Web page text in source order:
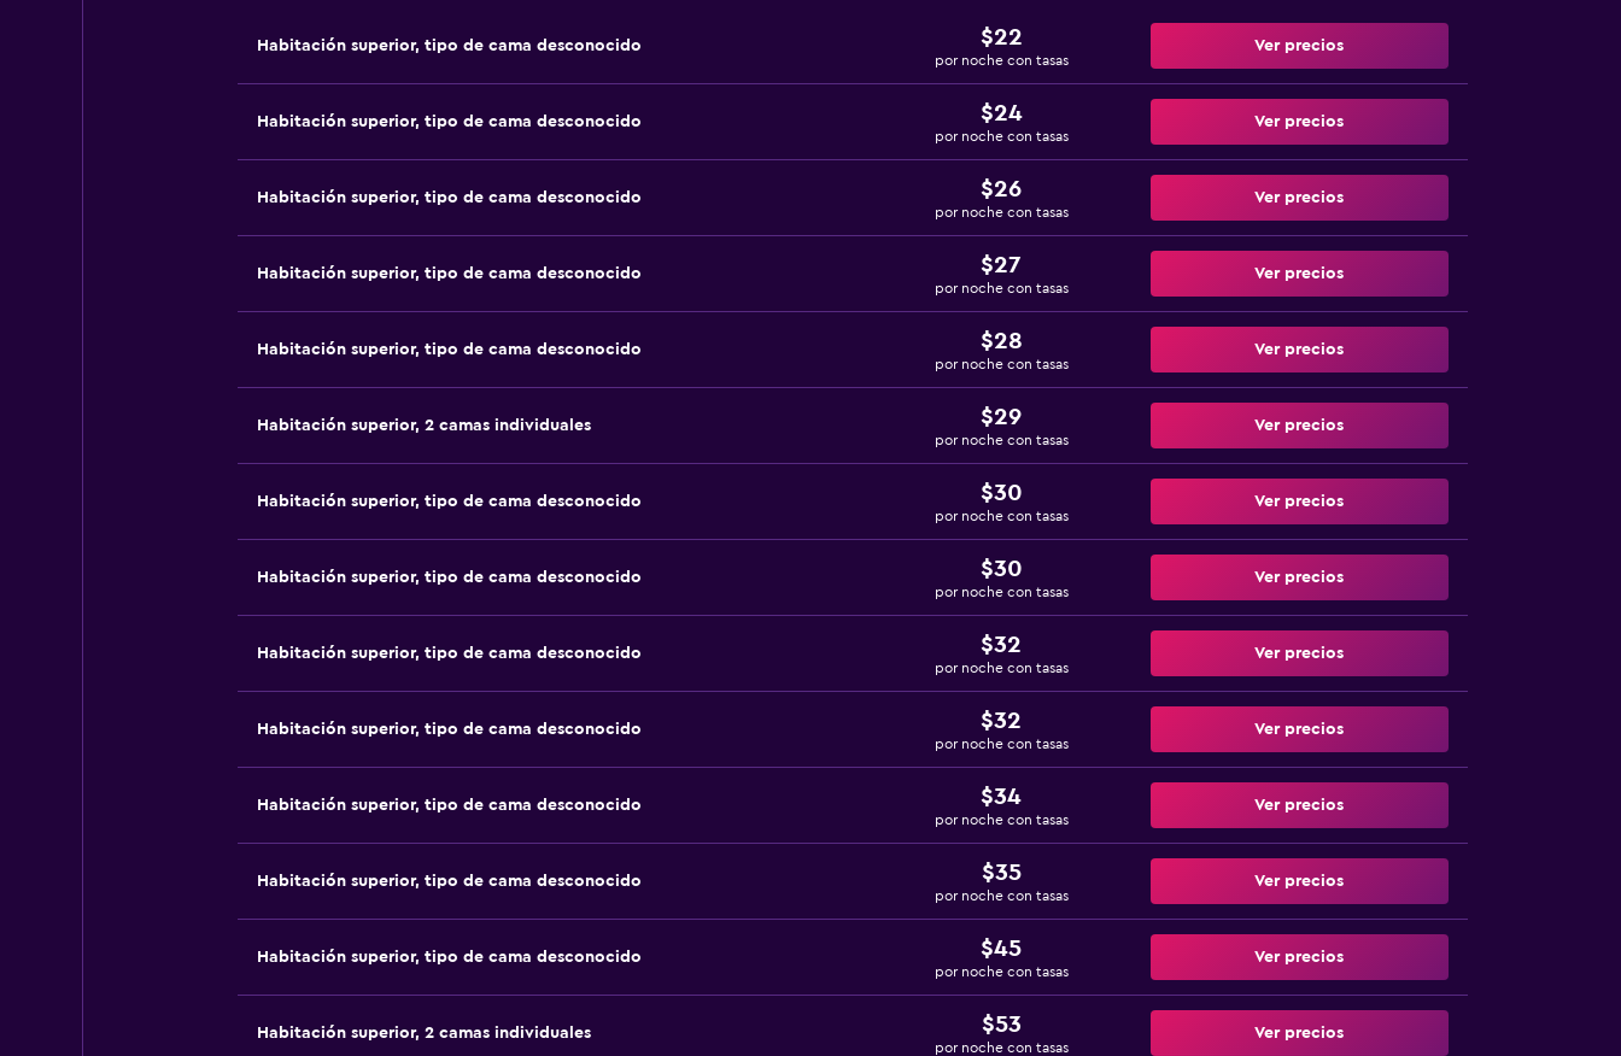
Habitación superior, tipo de cama desconocido $22
por noche con tasas
Ver precios
Habitación superior, tipo de cama desconocido $24
por noche con tasas
Ver precios
Habitación superior, tipo de cama desconocido $26
por noche con tasas
Ver precios
Habitación superior, tipo de cama desconocido $27
por noche con tasas
Ver precios
Habitación superior, tipo de cama desconocido $28
por noche con tasas
Ver precios
Habitación superior, 2 camas individuales $29
por noche con tasas
Ver precios
Habitación superior, tipo de cama desconocido $30
por noche con tasas
Ver precios
Habitación superior, tipo de cama desconocido $30
por noche con tasas
Ver precios
Habitación superior, tipo de cama desconocido $32
por noche con tasas
Ver precios
Habitación superior, tipo de cama desconocido $32
por noche con tasas
Ver precios
Habitación superior, tipo de cama desconocido $34
por noche con tasas
Ver precios
Habitación superior, tipo de cama desconocido $35
por noche con tasas
Ver precios
Habitación superior, tipo de cama desconocido $45
por noche con tasas
Ver precios
Habitación superior, 2 camas individuales $53
por noche con tasas
Ver precios